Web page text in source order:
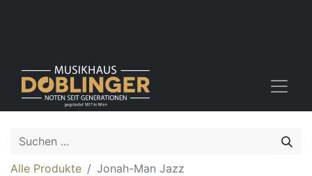
Alle Produkte Jonah-Man Jazz